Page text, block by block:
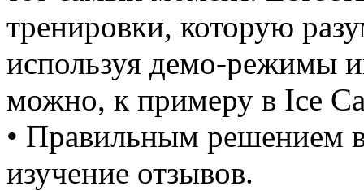
тренировки, которую
используя демо-режимы
можно, к примеру в Ice
• Правильным решением
изучение отзывов.